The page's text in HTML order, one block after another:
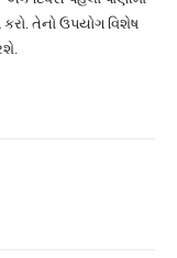
તેનો ઉપયોગ વિશેષ